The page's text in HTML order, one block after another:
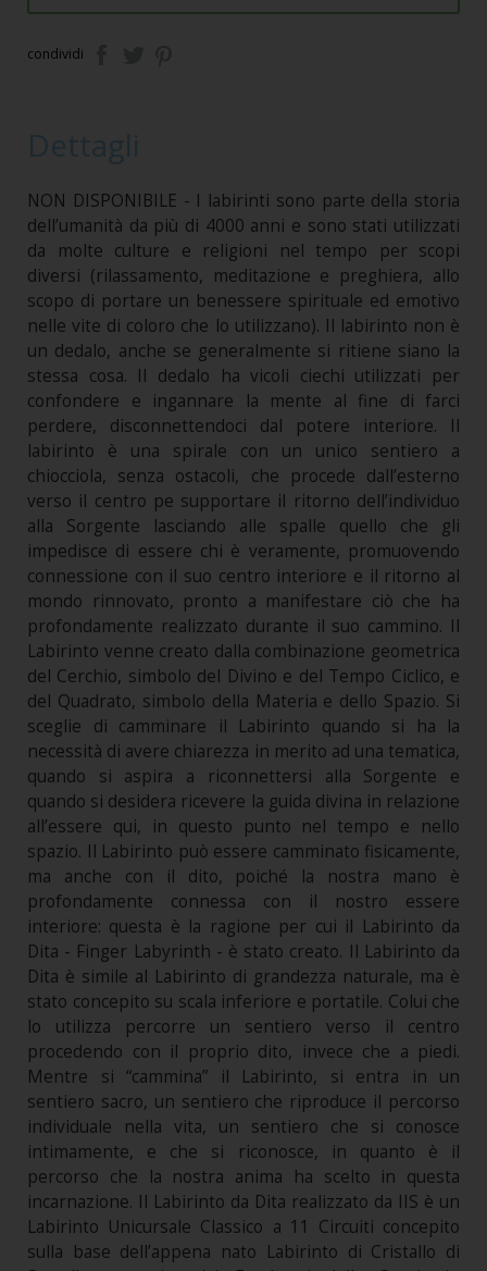
condividi
NON DISPONIBILE - I labirinti sono parte della storia
dell’umanità da più di 4000 anni e sono stati utilizzati
da molte culture e religioni nel tempo per scopi
diversi (rilassamento, meditazione e preghiera, allo
scopo di portare un benessere spirituale ed emotivo
nelle vite di coloro che lo utilizzano). Il labirinto non è
un dedalo, anche se generalmente si ritiene siano la
stessa cosa. Il dedalo ha vicoli ciechi utilizzati per
confondere e ingannare la mente al fine di farci
perdere, disconnettendoci dal potere interiore. Il
labirinto è una spirale con un unico sentiero a
chiocciola, senza ostacoli, che procede dall’esterno
verso il centro pe supportare il ritorno dell’individuo
alla Sorgente lasciando alle spalle quello che gli
impedisce di essere chi è veramente, promuovendo
connessione con il suo centro interiore e il ritorno al
mondo rinnovato, pronto a manifestare ciò che ha
profondamente realizzato durante il suo cammino. Il
Labirinto venne creato dalla combinazione geometrica
del Cerchio, simbolo del Divino e del Tempo Ciclico, e
del Quadrato, simbolo della Materia e dello Spazio. Si
sceglie di camminare il Labirinto quando si ha la
necessità di avere chiarezza in merito ad una tematica,
quando si aspira a riconnettersi alla Sorgente e
quando si desidera ricevere la guida divina in relazione
all’essere qui, in questo punto nel tempo e nello
spazio. Il Labirinto può essere camminato fisicamente,
ma anche con il dito, poiché la nostra mano è
profondamente connessa con il nostro essere
interiore: questa è la ragione per cui il Labirinto da
Dita - Finger Labyrinth - è stato creato. Il Labirinto da
Dita è simile al Labirinto di grandezza naturale, ma è
stato concepito su scala inferiore e portatile. Colui che
lo utilizza percorre un sentiero verso il centro
procedendo con il proprio dito, invece che a piedi.
Mentre si “cammina” il Labirinto, si entra in un
sentiero sacro, un sentiero che riproduce il percorso
individuale nella vita, un sentiero che si conosce
intimamente, e che si riconosce, in quanto è il
percorso che la nostra anima ha scelto in questa
incarnazione. Il Labirinto da Dita realizzato da IIS è un
Labirinto Unicursale Classico a 11 Circuiti concepito
sulla base dell’appena nato Labirinto di Cristallo di